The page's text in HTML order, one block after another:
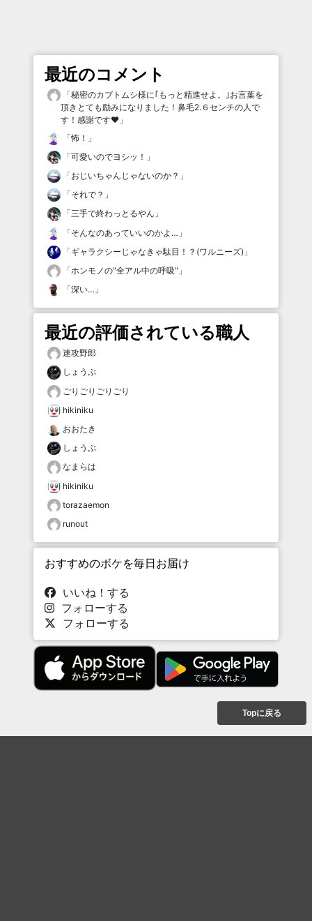
最近のコメント
「秘密のカブトムシ様に｢もっと精進せよ。｣お言葉を
頂きとても励みになりました！鼻毛2.６センチの人で
す！感謝です♥️ 」
「怖！ 」
「可愛いのでヨシッ！ 」
「おじいちゃんじゃないのか？ 」
「それで？ 」
「三手で終わっとるやん 」
「そんなのあっていいのかよ… 」
「ギャラクシーじゃなきゃ駄目！？(ワルニーズ) 」
「ホンモノの"全アル中の呼吸" 」
「深い… 」
最近の評価されている職人
速攻野郎
しょうぶ
ごりごりごりごり
hikiniku
おおたき
しょうぶ
なまらは
hikiniku
torazaemon
runout
おすすめのボケを毎日お届け
いいね！する
フォローする
フォローする
Topに戻る